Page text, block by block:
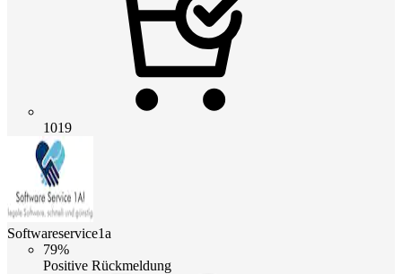
1019
Softwareservice1a
79%
Positive Rückmeldung